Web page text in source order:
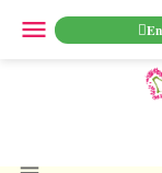
ENVIO
menu